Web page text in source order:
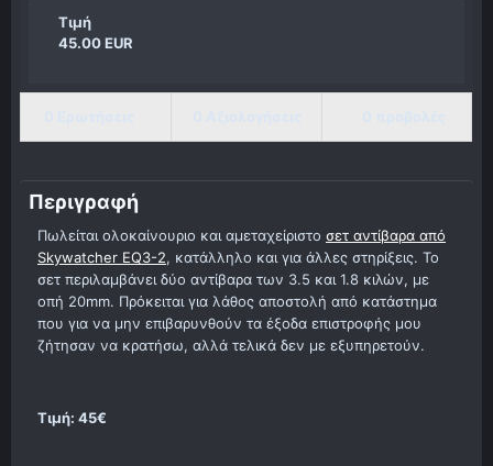
Τιμή
45.00 EUR
Περιγραφή
Πωλείται ολοκαίνουριο και αμεταχείριστο σετ αντίβαρα από
Skywatcher ΕQ3-2, κατάλληλο και για άλλες στηρίξεις. Το
σετ περιλαμβάνει δύο αντίβαρα των 3.5 και 1.8 κιλών, με
οπή 20mm. Πρόκειται για λάθος αποστολή από κατάστημα
που για να μην επιβαρυνθούν τα έξοδα επιστροφής μου
ζήτησαν να κρατήσω, αλλά τελικά δεν με εξυπηρετούν.
Τιμή: 45€